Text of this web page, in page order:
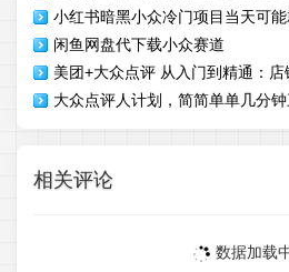
小红书暗黑小众冷门项目当天可
闲鱼网盘代下载小众赛道
美团+大众点评 从入门到精通：
运营 推广秘术 评价管理
大众点评人计划，简简单单几分
相关评论
数据加载